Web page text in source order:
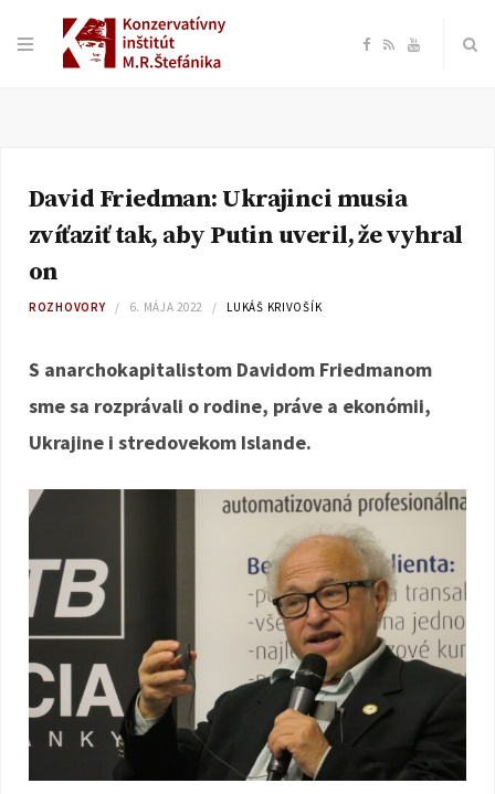
F
e
o
R Y
e
David Friedman: Ukrajinci musia
zvíťaziť tak, aby Putin uveril, že vyhral
on
ROZHOVORY 6. MÁJA 2022 LUKÁŠ KRIVOŠÍK
S anarchokapitalistom Davidom Friedmanom
sme sa rozprávali o rodine, práve a ekonómii,
Ukrajine i stredovekom Islande.